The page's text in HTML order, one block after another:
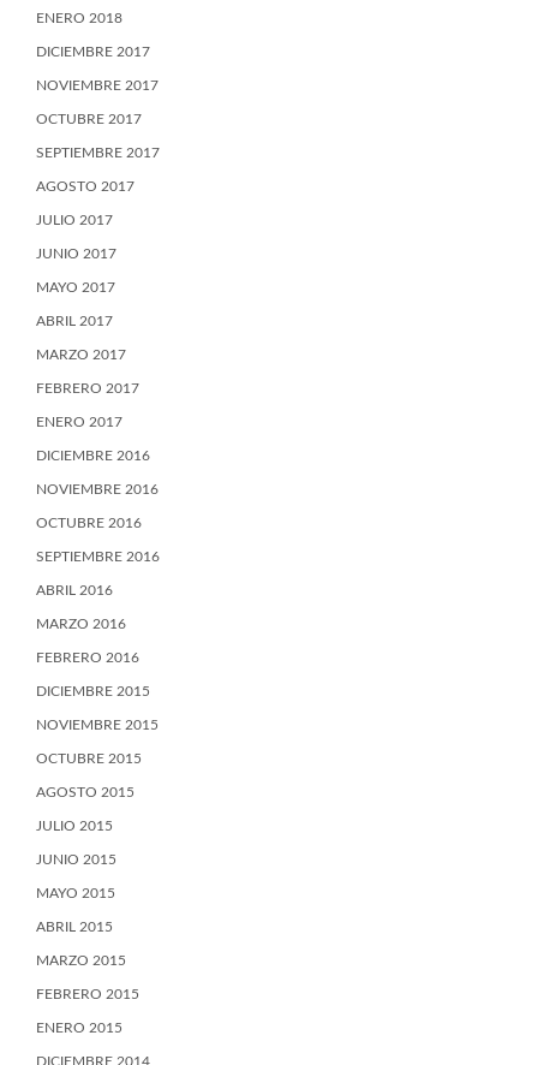
ENERO 2018
DICIEMBRE 2017
NOVIEMBRE 2017
OCTUBRE 2017
SEPTIEMBRE 2017
AGOSTO 2017
JULIO 2017
JUNIO 2017
MAYO 2017
ABRIL 2017
MARZO 2017
FEBRERO 2017
ENERO 2017
DICIEMBRE 2016
NOVIEMBRE 2016
OCTUBRE 2016
SEPTIEMBRE 2016
ABRIL 2016
MARZO 2016
FEBRERO 2016
DICIEMBRE 2015
NOVIEMBRE 2015
OCTUBRE 2015
AGOSTO 2015
JULIO 2015
JUNIO 2015
MAYO 2015
ABRIL 2015
MARZO 2015
FEBRERO 2015
ENERO 2015
DICIEMBRE 2014